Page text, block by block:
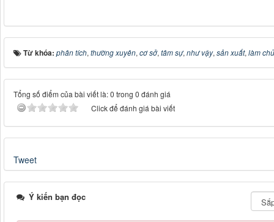
Từ khóa: phân tích, thường xuyên, cơ sở, tâm sự, như vậy, sản xuất, làm chủ
Tổng số điểm của bài viết là: 0 trong 0 đánh giá
Click để đánh giá bài viết
Tweet
Ý kiến bạn đọc